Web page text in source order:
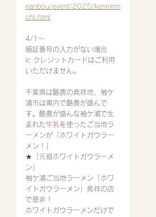
nanbou/event/2025/kenminn
ohi.html
4/1〜
暗証番号の入力がない場合
ic クレジットカードはご利用
いただけません。
千葉県は酪農の発祥地、袖ケ
浦市は県内で酪農が盛んで
す。酪農が盛んな袖ケ浦で生
まれた牛乳を使ったご当地ラ
ーメンが「ホワイトガウラー
メン！」
★「元祖ホワイトガウラーメ
ン」
袖ケ浦ご当地ラーメン「ホワ
イトガウラーメン」発祥の店
で是非！
ホワイトガウラーメンだけで